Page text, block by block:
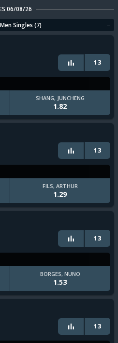
06/08/26
Singles (7)
13
SHANG, JUNCHENG
1.82
13
FILS, ARTHUR
1.29
13
BORGES, NUNO
1.53
13